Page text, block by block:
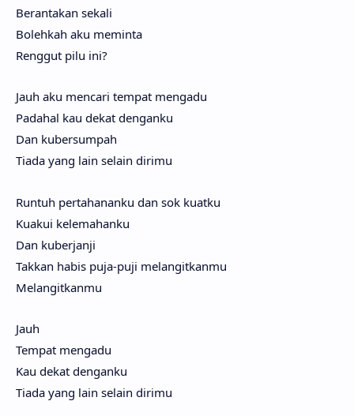
Berantakan sekali
Bolehkah aku meminta
Renggut pilu ini?
Jauh aku mencari tempat mengadu
Padahal kau dekat denganku
Dan kubersumpah
Tiada yang lain selain dirimu
Runtuh pertahananku dan sok kuatku
Kuakui kelemahanku
Dan kuberjanji
Takkan habis puja-puji melangitkanmu
Melangitkanmu
Jauh
Tempat mengadu
Kau dekat denganku
Tiada yang lain selain dirimu